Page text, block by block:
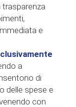
e
a
di
delle spese e
con